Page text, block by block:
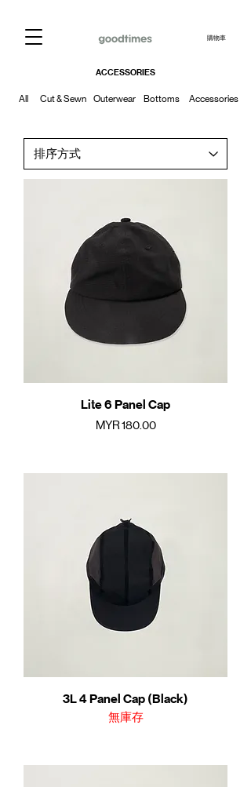
購物車
ACCESSORIES
All Cut & Sewn Outerwear Bottoms Accessories
Lite 6 Panel Cap
價格
MYR 180.00
3L 4 Panel Cap (Black)
無庫存